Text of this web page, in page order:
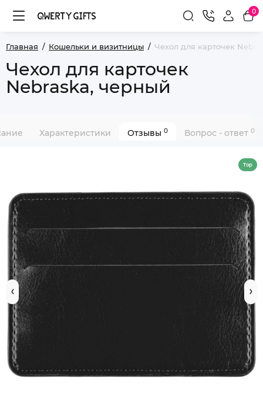
0
Главная Кошельки и визитницы Чехол для карточек
Чехол для карточек
Nebraska, черный
Характеристики Отзывы 0 Вопрос - ответ 0
Top